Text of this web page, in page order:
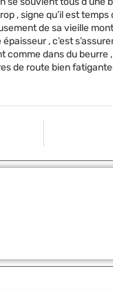
, signe qu’il est temps
de sa vieille
, c’est
comme dans du beurre
de route bien